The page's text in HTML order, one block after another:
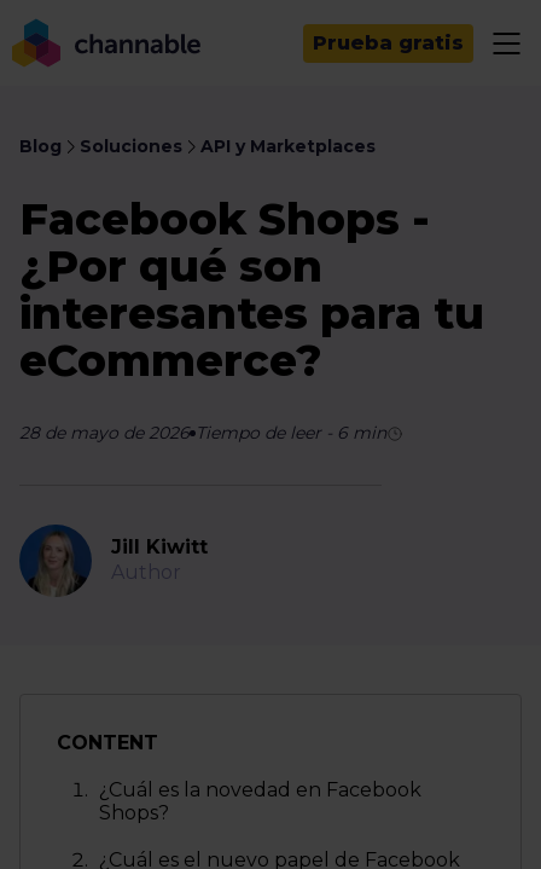
Prueba gratis
Blog Soluciones API y Marketplaces
Facebook Shops -
¿Por qué son
interesantes para tu
eCommerce?
28 de mayo de 2026 Tiempo de leer- 6 min
Jill Kiwitt
Author
CONTENT
¿Cuál es la novedad en Facebook
Shops?
¿Cuál es el nuevo papel de Facebook